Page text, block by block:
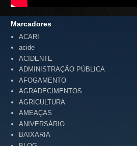
Marcadores
ACARI
acide
ACIDENTE
ADMINISTRAÇÃO PÚBLICA
AFOGAMENTO
AGRADECIMENTOS
AGRICULTURA
AMEAÇAS
ANIVERSÁRIO
BAIXARIA